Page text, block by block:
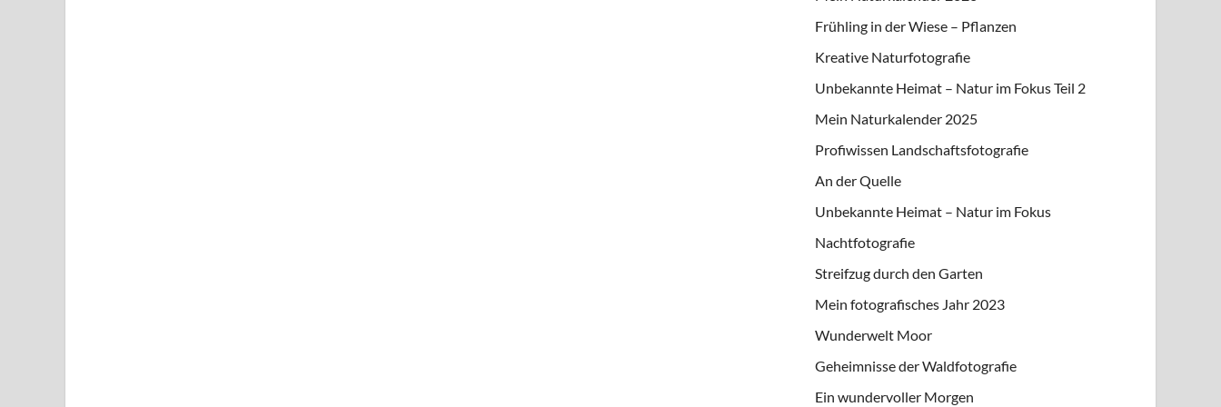
Frühling in der Wiese – Pflanzen
Kreative Naturfotografie
Unbekannte Heimat – Natur im Fokus Teil 2
Mein Naturkalender 2025
Profiwissen Landschaftsfotografie
An der Quelle
Unbekannte Heimat – Natur im Fokus
Nachtfotografie
Streifzug durch den Garten
Mein fotografisches Jahr 2023
Wunderwelt Moor
Geheimnisse der Waldfotografie
Ein wundervoller Morgen